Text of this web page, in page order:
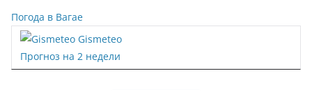
Погода в Вагае
Gismeteo
Прогноз на 2 недели